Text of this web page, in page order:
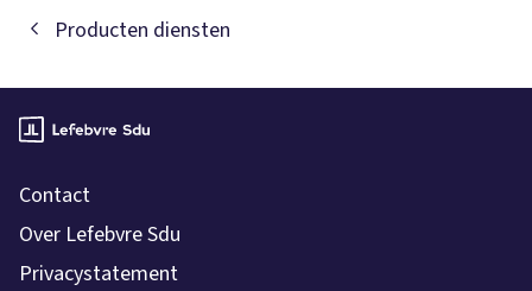
Producten diensten
Contact
Over Lefebvre Sdu
Privacystatement